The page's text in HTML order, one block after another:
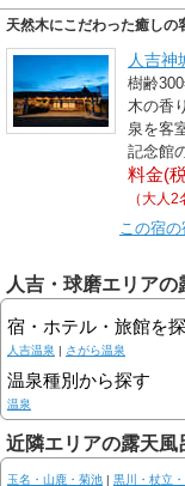
天然木にこだわった癒し
人吉神
樹齢
木の香
泉を客
記念館
料金(
（大人2
この宿
人吉・球磨エリア
宿・ホテル・旅館を
人吉温泉 | さがら温泉
温泉種別から探す
温泉
近隣エリアの露天風
玉名・山鹿・菊池 | 黒川・杖立